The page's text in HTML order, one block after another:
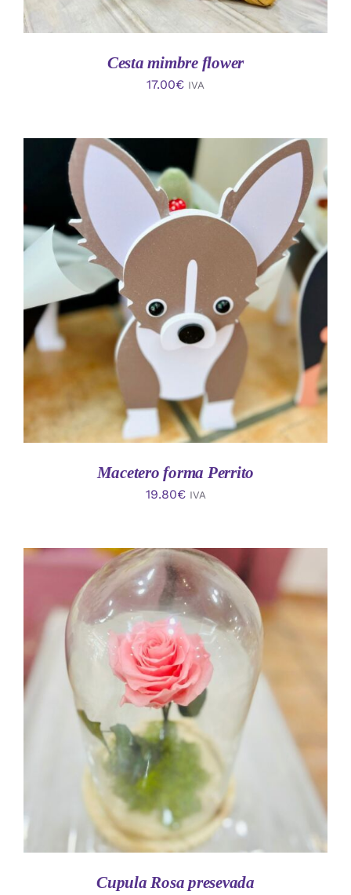
Cesta mimbre flower
17.00€ IVA
AÑADIR AL CARRITO
DETALLES
Macetero forma Perrito
19.80€ IVA
AÑADIR AL CARRITO
DETALLES
Cupula Rosa presevada